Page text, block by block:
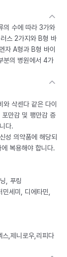
의 수에 따라 3가와
스 2가지와 B형 바
자 A형과 B형 바이
분의 병원에서 4가
삭센다 같은 다이
만감 및 팽만감 증
다.
성 의약품에 해당되
복용해야 합니다.
, 푸링
세미, 디에타민,
,제니로우,리피다